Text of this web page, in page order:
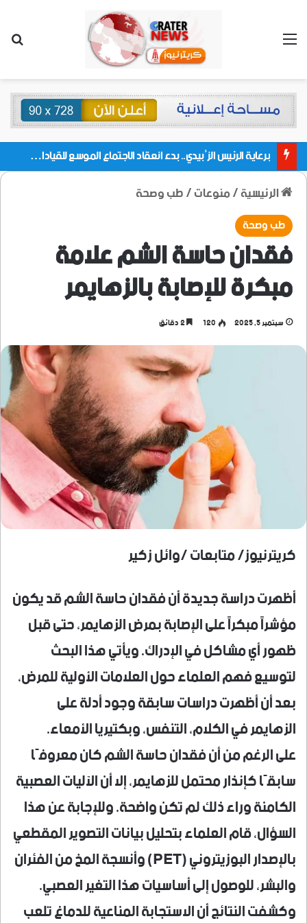
القائمة
برعاية الرئيس الزُبيدي.. بدء انعقاد الاجتماع الموسع للقيادات المحلية بالعاصمة ولمديريات وكتل مجلس العموم ومنسقيات الجامعة بالعاصمة عدن
الرئيسية/منوعات/طب وصحة
طب وصحة
فقدان حاسة الشم علامة
مبكرة للإصابة بالزهايمر
سبتمبر 5, 2025 120
كريترنيوز/ متابعات /وائل زكير
أظهرت دراسة جديدة أن فقدان حاسة الشم قد يكون
مؤشراً مبكراً على الإصابة بمرض الزهايمر، حتى قبل
ظهور أي مشاكل في الإدراك. ويأتي هذا البحث
لتوسيع فهم العلماء حول العلامات الأولية للمرض،
بعد أن أظهرت دراسات سابقة وجود أدلة على
الزهايمر في الكلام، التنفس، وبكتيريا الأمعاء.
على الرغم من أن فقدان حاسة الشم كان معروفًا
سابقًا كإنذار محتمل للزهايمر، إلا أن الآليات العصبية
الكامنة وراء ذلك لم تكن واضحة. وللإجابة عن هذا
السؤال، قام العلماء بتحليل بيانات التصوير المقطعي
بالإصدار البوزيتروني (PET) وأنسجة المخ من الفئران
والبشر، للوصول إلى أساسيات هذا التغير العصبي.
وكشفت النتائج أن الاستجابة المناعية للدماغ تلعب